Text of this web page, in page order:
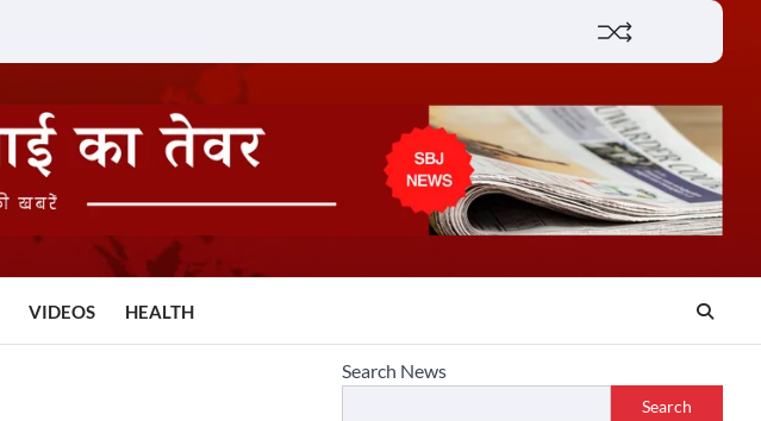
VIDEOS HEALTH
Search News
Search